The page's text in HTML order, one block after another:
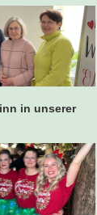
in unserer